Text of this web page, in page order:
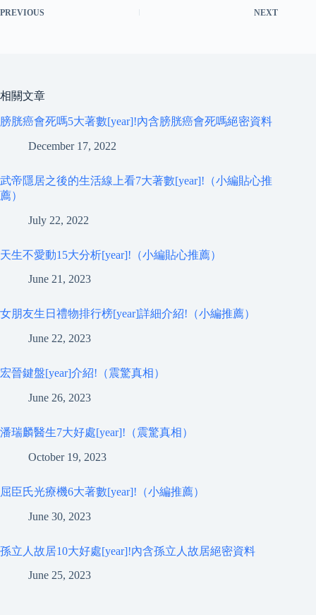
PREVIOUS NEXT
相關文章
膀胱癌會死嗎5大著數[year]!內含膀胱癌會死嗎絕密資料
December 17, 2022
武帝隱居之後的生活線上看7大著數[year]!（小編貼心推
薦）
July 22, 2022
天生不愛動15大分析[year]!（小編貼心推薦）
June 21, 2023
女朋友生日禮物排行榜[year]詳細介紹!（小編推薦）
June 22, 2023
宏晉鍵盤[year]介紹!（震驚真相）
June 26, 2023
潘瑞麟醫生7大好處[year]!（震驚真相）
October 19, 2023
屈臣氏光療機6大著數[year]!（小編推薦）
June 30, 2023
孫立人故居10大好處[year]!內含孫立人故居絕密資料
June 25, 2023